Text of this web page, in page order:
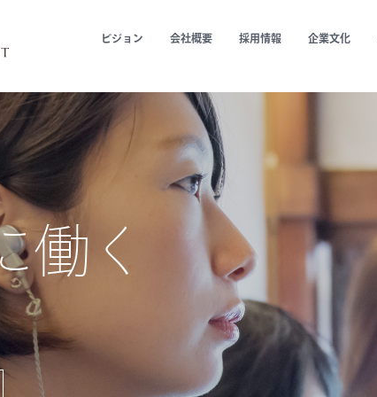
ビジョン 会社概要 採用情報 企業文化
的建造物の
用
of Historical Facilities